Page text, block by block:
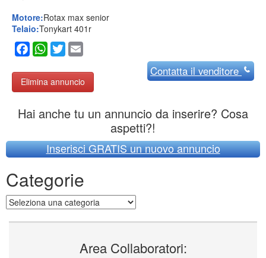
Motore:Rotax max senior
Telaio:Tonykart 401r
Facebook
WhatsApp
Twitter
Elimina annuncio
Contattail venditore
Hai anche tu un annuncio da inserire? Cosa
aspetti?!
Inserisci GRATIS un nuovo annuncio
Categorie
Categorie
Area Collaboratori: